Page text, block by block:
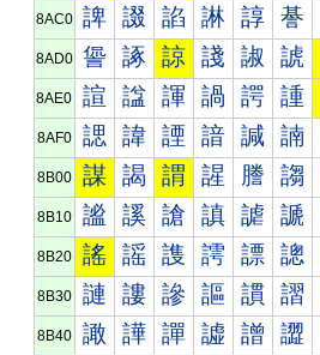
8AC0 諀 諁 諂 諃 諄 諅
8AD0 諐 諑 諒 諓 諔 諕
8AE0 諠 諡 諢 諣 諤 諥
8AF0 諰 諱 諲 諳 諴 諵
8B00 謀 謁 謂 謃 謄 謅
8B10 謐 謑 謒 謓 謔 謕
8B20 謠 謡 謢 謣 謤 謥
8B30 謰 謱 謲 謳 謴 謵
8B40 譀 譁 譂 譃 譄 譅